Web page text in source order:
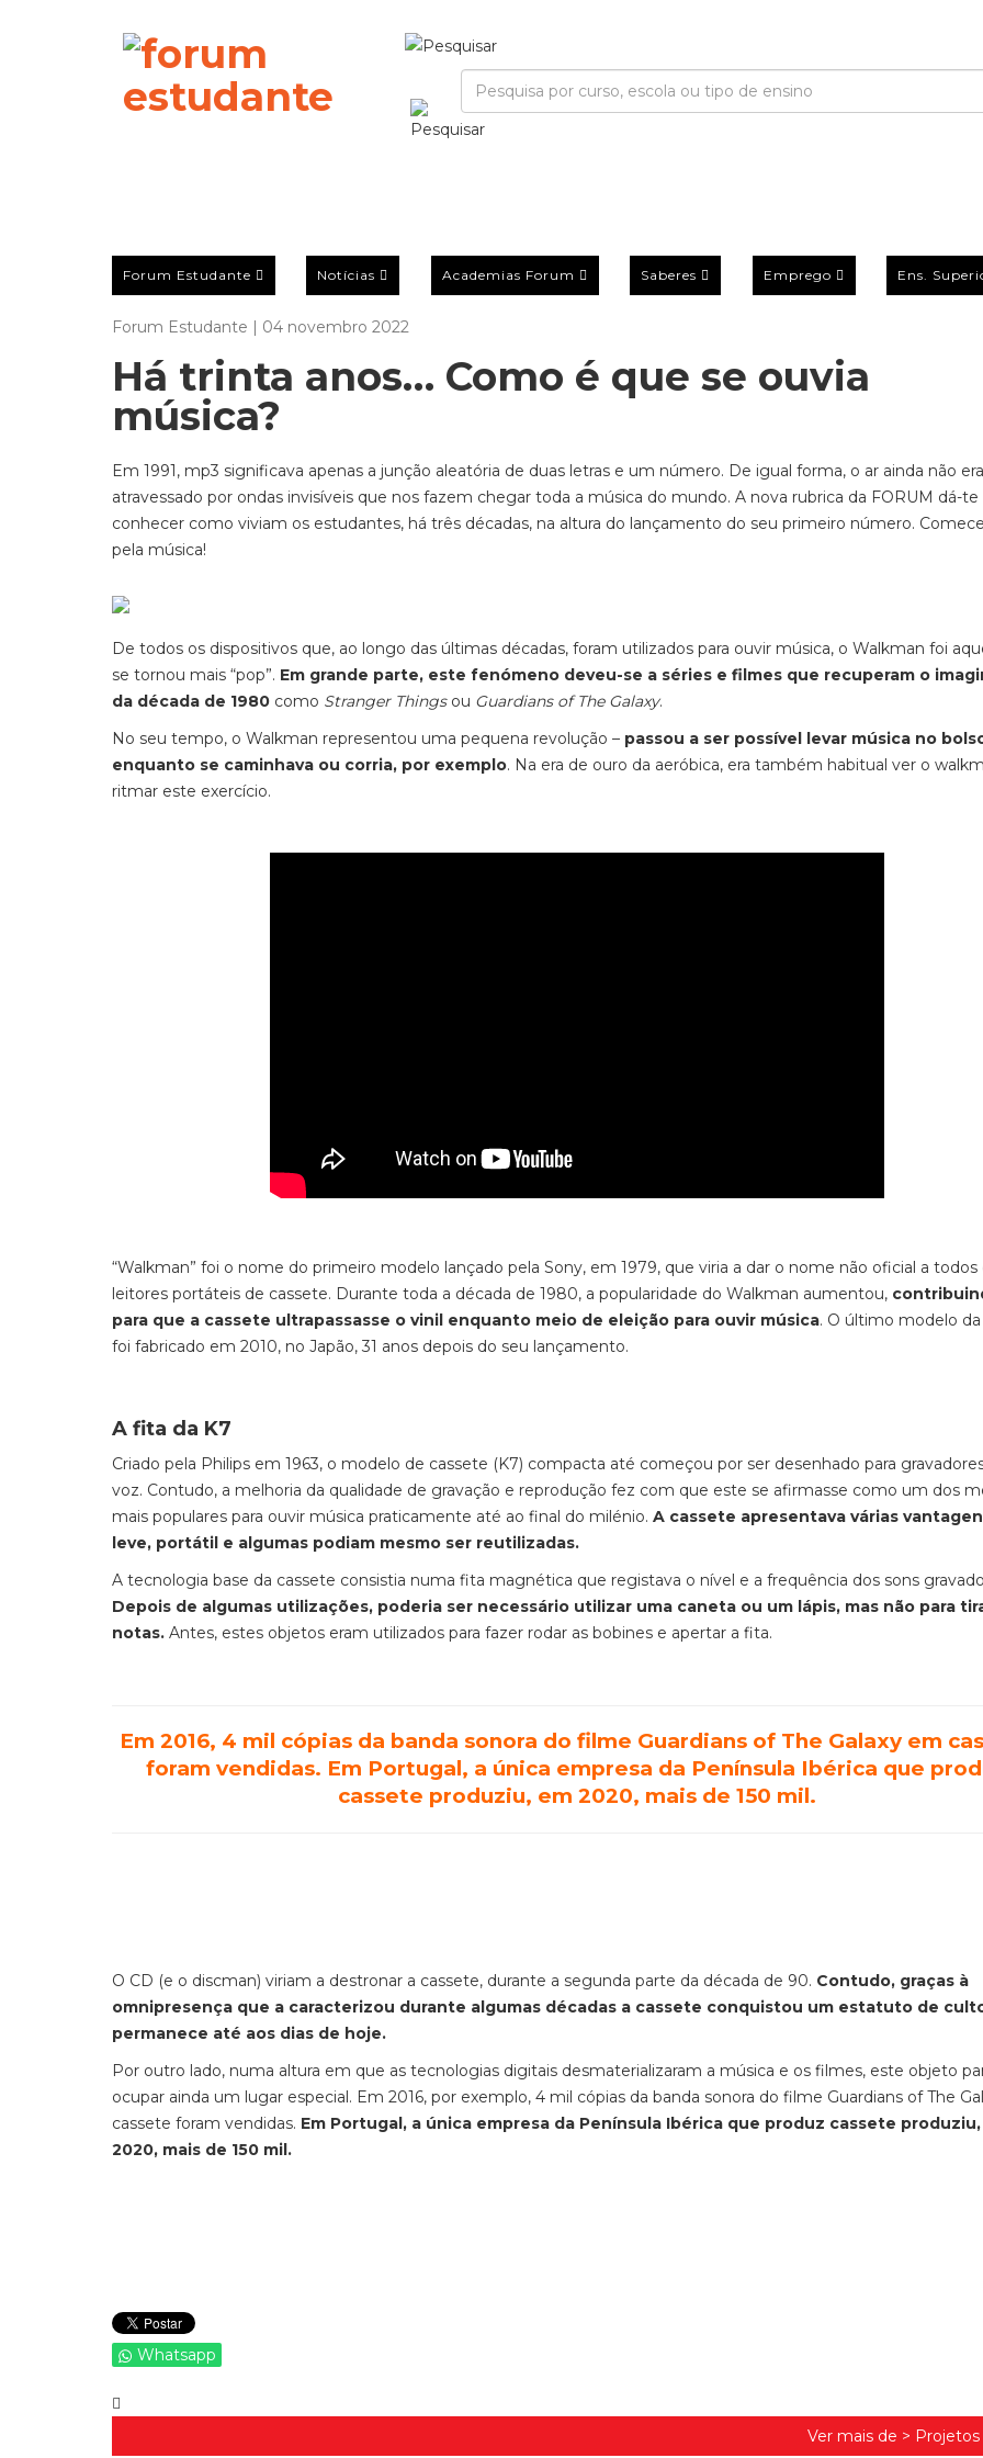
Forum Estudante Notícias Academias Forum Saberes Emprego Ens.
Forum Estudante | 04 novembro 2022
Há trinta anos… Como é que se ouvia
música?
Em 1991, mp3 significava apenas a junção aleatória de duas letras e um número. De igual forma, o ar ainda não era
atravessado por ondas invisíveis que nos fazem chegar toda a música do mundo. A nova rubrica da FORUM dá-te
conhecer como viviam os estudantes, há três décadas, na altura do lançamento do seu primeiro número.
pela música!
De todos os dispositivos que, ao longo das últimas décadas, foram utilizados para ouvir música, o Walkman foi
se tornou mais “pop”. Em grande parte, este fenómeno deveu-se a séries e filmes que recuperam o
da década de 1980 como Stranger Thingsou Guardians of The Galaxy.
No seu tempo, o Walkman representou uma pequena revolução – passou a ser possível levar música no
enquanto se caminhava ou corria, por exemplo. Na era de ouro da aeróbica, era também habitual ver o
ritmar este exercício.
“Walkman” foi o nome do primeiro modelo lançado pela Sony, em 1979, que viria a dar o nome não oficial a todos
leitores portáteis de cassete. Durante toda a década de 1980, a popularidade do Walkman aumentou,
para que a cassete ultrapassasse o vinil enquanto meio de eleição para ouvir música. O último modelo
foi fabricado em 2010, no Japão, 31 anos depois do seu lançamento.
A fita da K7
Criado pela Philips em 1963, o modelo de cassete (K7) compacta até começou por ser desenhado para
voz. Contudo, a melhoria da qualidade de gravação e reprodução fez com que este se afirmasse como um dos
mais populares para ouvir música praticamente até ao final do milénio. A cassete apresentava várias
leve, portátil e algumas podiam mesmo ser reutilizadas.
A tecnologia base da cassete consistia numa fita magnética que registava o nível e a frequência dos sons
Depois de algumas utilizações, poderia ser necessário utilizar uma caneta ou um lápis, mas não para
notas. Antes, estes objetos eram utilizados para fazer rodar as bobines e apertar a fita.
Em 2016, 4 mil cópias da banda sonora do filme Guardians of The Galaxy em
foram vendidas. Em Portugal, a única empresa da Península Ibérica que
cassete produziu, em 2020, mais de 150 mil.
O CD (e o discman) viriam a destronar a cassete, durante a segunda parte da década de 90. Contudo, graças à
omnipresença que a caracterizou durante algumas décadas a cassete conquistou um estatuto de
permanece até aos dias de hoje.
Por outro lado, numa altura em que as tecnologias digitais desmaterializaram a música e os filmes, este objeto
ocupar ainda um lugar especial. Em 2016, por exemplo, 4 mil cópias da banda sonora do filme Guardians of The
cassete foram vendidas. Em Portugal, a única empresa da Península Ibérica que produz cassete
2020, mais de 150 mil.
Whatsapp
Ver mais de >